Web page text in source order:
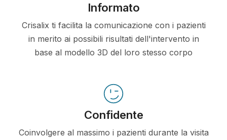
Informato
Crisalix ti facilita la comunicazione con i pazienti
in merito ai possibili risultati dell'intervento in
base al modello 3D del loro stesso corpo
Confidente
Coinvolgere al massimo i pazienti durante la visita